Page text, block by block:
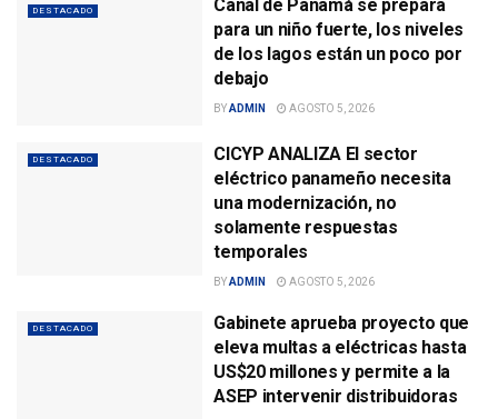
DESTACADO
Canal de Panamá se prepara
para un niño fuerte, los niveles
de los lagos están un poco por
debajo
BYADMIN AGOSTO 5, 2026
DESTACADO
CICYP ANALIZA El sector
eléctrico panameño necesita
una modernización, no
solamente respuestas
temporales
BYADMIN AGOSTO 5, 2026
DESTACADO
Gabinete aprueba proyecto que
eleva multas a eléctricas hasta
US$20 millones y permite a la
ASEP intervenir distribuidoras